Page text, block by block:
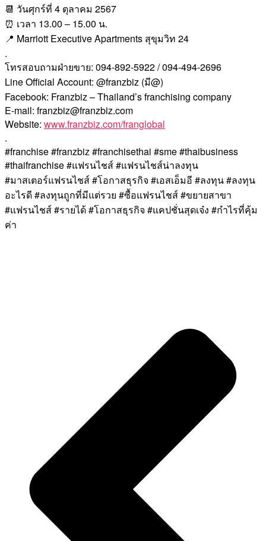
📆 วันศุกร์ที่ 4 ตุลาคม 2567
⏰ เวลา 13.00 – 15.00 น.
📍 Marriott Executive Apartments สุขุมวิท 24
.
โทรสอบถามฝ่ายขาย: 094-892-5922 / 094-494-2696
Line Official Account: @franzbiz (มี@)
Facebook: Franzbiz – Thailand’s franchising company
E-mail: franzbiz@franzbiz.com
Website: www.franzbiz.com/franglobal
.
#franchise #franzbiz #franchisethai #sme #thaibusiness
#thaifranchise #แฟรนไชส์ #แฟรนไชส์น่าลงทุน
#มาสเตอร์แฟรนไชส์ #โอกาสธุรกิจ #เอสเอ็มอี #ลงทุน #ลงทุน
อะไรดี #ลงทุนถูกที่มีแต่รวย #ซื้อแฟรนไชส์ #ขยายสาขา
#แฟรนไชส์ #รายได้ #โอกาสธุรกิจ #แคปชั่นสุดเจ๋ง #กำไรที่คุ้ม
ค่า